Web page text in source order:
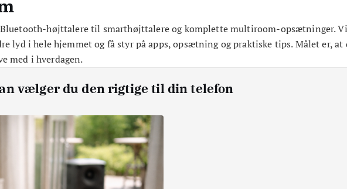
højttalere til smarthøjttalere og komplette multiroom-opsætninger.
lyd i hele hjemmet og få styr på apps, opsætning og praktiske tips. Målet er, at
med i hverdagen.
vælger du den rigtige til din telefon